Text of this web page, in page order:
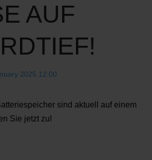
AUF
2025 12:00
sind aktuell auf einem
Sie jetzt zu!